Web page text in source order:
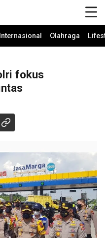
Internasional Olahraga
fokus